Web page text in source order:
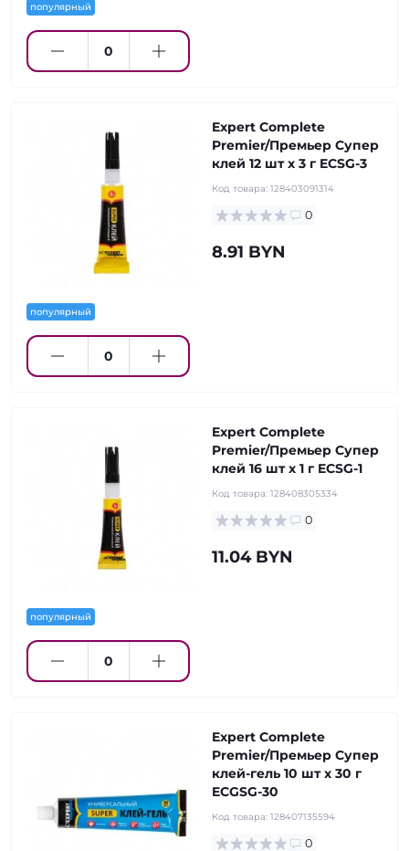
популярный
популярный
Expert Complete
Premier/Премьер Супер
клей 12 шт х 3 г ECSG-3
Код товара: 128403091314
0
8.91 BYN
популярный
Expert Complete
Premier/Премьер Супер
клей 16 шт х 1 г ECSG-1
Код товара: 128408305334
0
11.04 BYN
Expert Complete
Premier/Премьер Супер
клей-гель 10 шт х 30 г
ECGSG-30
Код товара: 128407135594
0